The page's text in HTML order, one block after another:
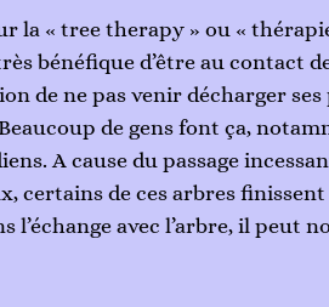
la « tree therapy » ou «
bénéfique d’être au contact
de ne pas venir décharger
de gens font ça,
A cause du passage
certains de ces arbres
l’échange avec l’arbre, il peut